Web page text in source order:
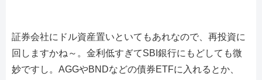
証券会社にドル資産置いといてもあれなので、再投資に
回しますかね～。金利低すぎてSBI銀行にもどしても微
妙ですし。AGGやBNDなどの債券ETFに入れるとか、